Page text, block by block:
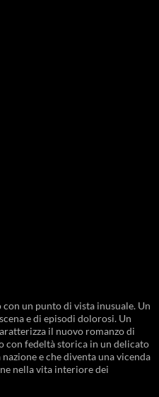
un punto di vista inusuale. Un
e di episodi dolorosi. Un
il nuovo romanzo di
con fedeltà storica in un delicato
e che diventa una vicenda
nella vita interiore dei